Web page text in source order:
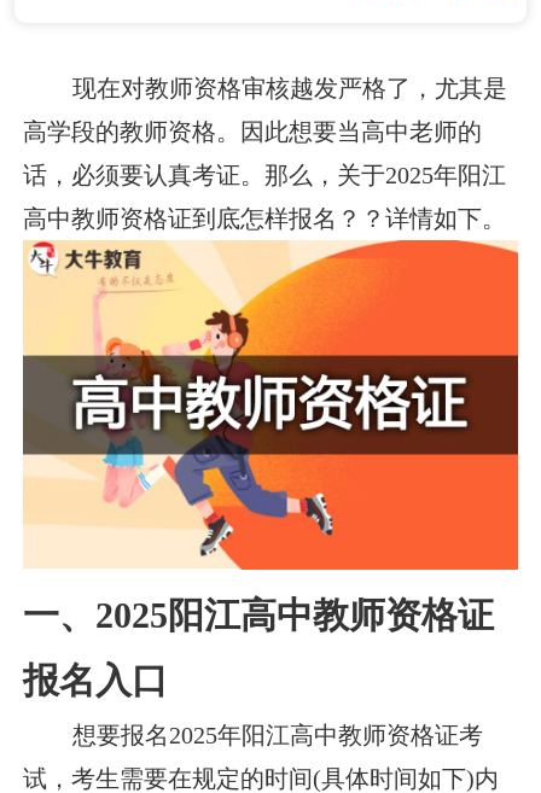
现在对教师资格审核越发严格了，尤其是
高学段的教师资格。因此想要当高中老师的
话，必须要认真考证。那么，关于2025年阳江
高中教师资格证到底怎样报名？？详情如下。
一、2025阳江高中教师资格证
报名入口
想要报名2025年阳江高中教师资格证考
试，考生需要在规定的时间(具体时间如下)内